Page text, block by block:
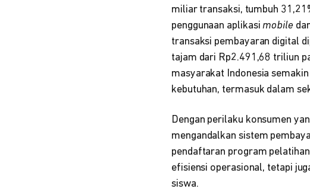
miliar transaksi, tumbuh
penggunaan aplikasimobile
transaksi pembayaran digital
tajam dari Rp2.491,68 triliun
masyarakat Indonesia
kebutuhan, termasuk dalam
Dengan perilaku konsumen
mengandalkan sistem
pendaftaran program
efisiensi operasional, tetapi
siswa.